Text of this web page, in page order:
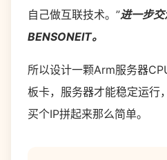
自己做互联技术。”进一步
BENSONEIT。
所以设计一颗Arm服务器
板卡，服务器才能稳定运行
买个IP拼起来那么简单。